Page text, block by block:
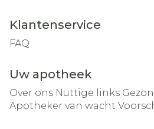
Klantenservice
FAQ
Uw apotheek
Over ons Nuttige links
Apotheker van wacht